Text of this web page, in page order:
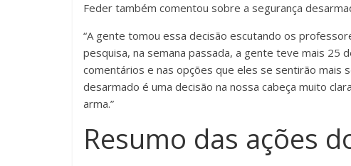
Feder também comentou sobre a segurança
“A gente tomou essa decisão escutando os
pesquisa, na semana passada, a gente teve mais
comentários e nas opções que eles se sentirão mais
desarmado é uma decisão na nossa cabeça muito
arma.”
Resumo das ações